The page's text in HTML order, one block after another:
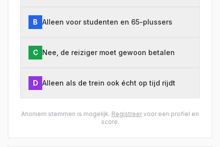
B Alleen voor studenten en 65-plussers
C Nee, de reiziger moet gewoon betalen
D Alleen als de trein ook écht op tijd rijdt
Anoniem stemmen is mogelijk. Registreer voor een profiel en
score.